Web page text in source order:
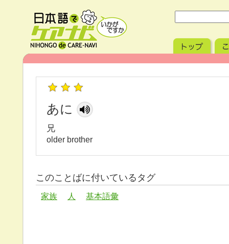
あに
兄
older brother
このことばに付いているタグ
家族 人 基本語彙